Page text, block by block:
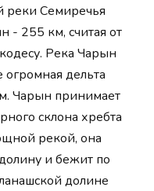
реки Семиречья
- 255 км, считая от
Река Чарын
огромная дельта
Чарын принимает
склона хребта
рекой, она
и бежит по
долине